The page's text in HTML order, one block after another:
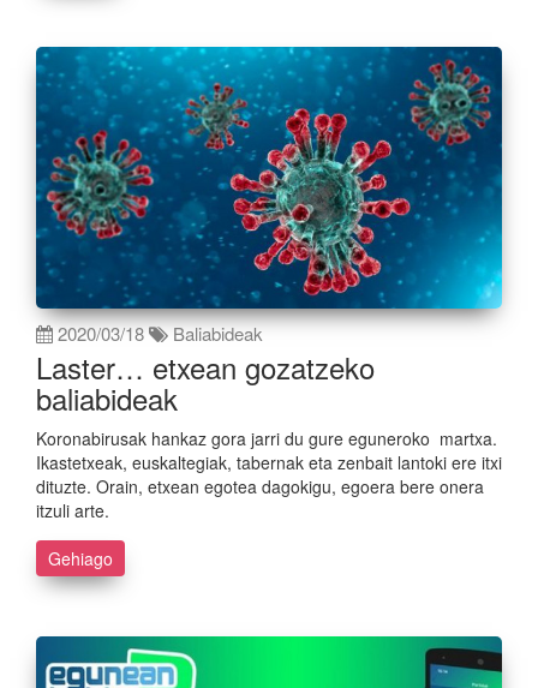
2020/03/18 Baliabideak
Laster… etxean gozatzeko
baliabideak
Koronabirusak hankaz gora jarri du gure eguneroko martxa.
Ikastetxeak, euskaltegiak, tabernak eta zenbait lantoki ere itxi
dituzte. Orain, etxean egotea dagokigu, egoera bere onera
itzuli arte.
Gehiago